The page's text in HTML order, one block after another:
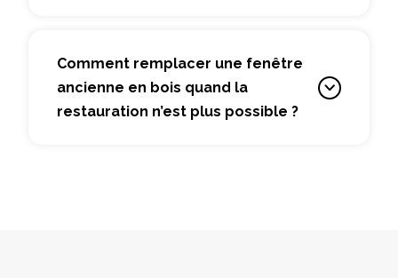
Comment remplacer une fenêtre
ancienne en bois quand la
restauration n’est plus possible ?